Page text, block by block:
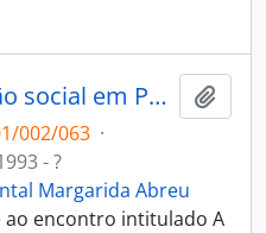
[A Sida e a intervenção social em Portugal]
002/063 ·
- ?
Margarida Abreu
encontro intitulado A